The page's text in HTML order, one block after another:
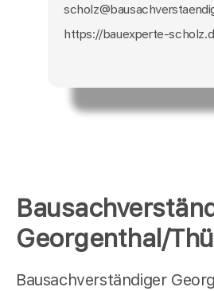
Georgenthal/
Bausachverständiger
https://bauexperte-